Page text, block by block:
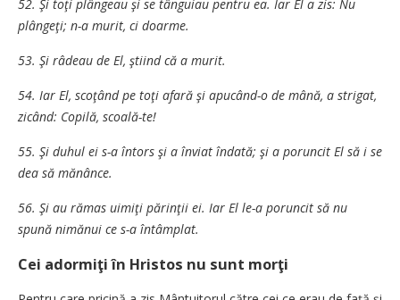
52. Şi toţi plângeau şi se tânguiau pentru ea. Iar El a zis: Nu
plângeţi; n-a murit, ci doarme.
53. Şi râdeau de El, ştiind că a murit.
54. Iar El, scoţând pe toţi afară şi apucând-o de mână, a strigat,
zicând: Copilă, scoală-te!
55. Şi duhul ei s-a întors şi a înviat îndată; şi a poruncit El să i se
dea să mănânce.
56. Şi au rămas uimiţi părinţii ei. Iar El le-a poruncit să nu
spună nimănui ce s-a întâmplat.
Cei adormiţi în Hristos nu sunt morţi